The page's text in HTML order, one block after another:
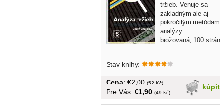
tržieb. Venuje sa
základným ale aj
pokročilým metódam
analýzy...
brožovaná, 100 strán
Stav knihy:
kúpiť
Cena: €2,00 (52 Kč)
Pre Vás: €1,90 (49 Kč)